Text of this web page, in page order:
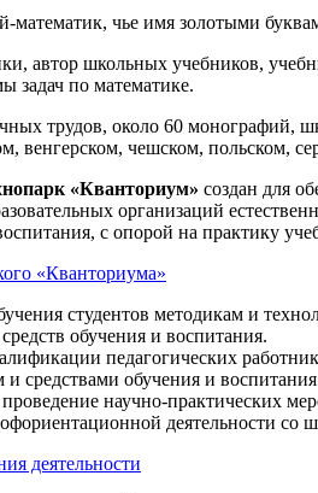
чье имя золотыми
автор школьных учебников,
задач по математике.
трудов, около 60 монографий,
венгерском, чешском, польском,
«Кванториум» создан для
организаций
с опорой на практику
«Кванториума»
студентов методикам и
обучения и воспитания.
педагогических
и средствами обучения и
научно-практических
деятельности
деятельности